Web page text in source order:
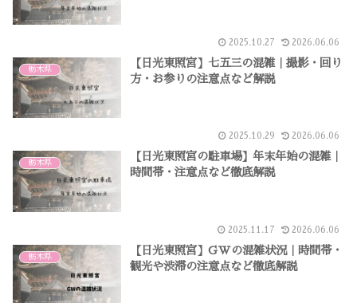
2025.10.27 2026.06.06
栃木県
【日光東照宮】七五三の混雑｜撮影・回り
方・お参りの注意点など解説
2025.10.29 2026.06.06
栃木県
【日光東照宮の駐車場】年末年始の混雑｜
時間帯・注意点など徹底解説
2025.11.17 2026.06.06
栃木県
【日光東照宮】GWの混雑状況｜時間帯・
観光や渋滞の注意点など徹底解説